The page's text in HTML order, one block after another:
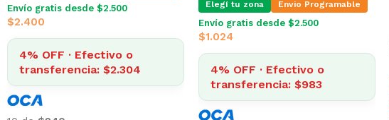
Envío gratis desde $2.500
$2.400
4% OFF · Efectivo o
transferencia: $2.304
Elegí tu zona Envio Programable
Envío gratis desde $2.500
$1.024
4% OFF · Efectivo o
transferencia: $983